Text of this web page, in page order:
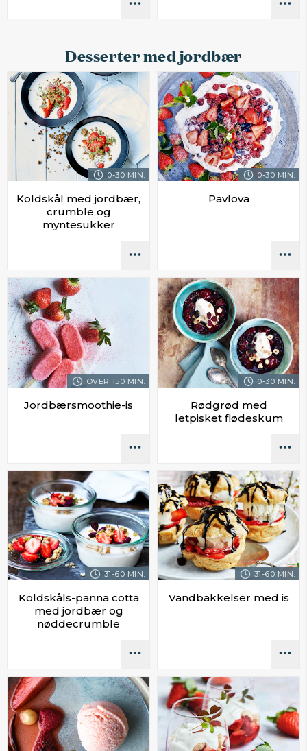
Desserter med jordbær
0-30 MIN.
Koldskål med jordbær,
crumble og
myntesukker
0-30 MIN.
Pavlova
OVER 150 MIN.
Jordbærsmoothie-is
0-30 MIN.
Rødgrød med
letpisket flødeskum
31-60 MIN.
Koldskåls-panna cotta
med jordbær og
nøddecrumble
31-60 MIN.
Vandbakkelser med is